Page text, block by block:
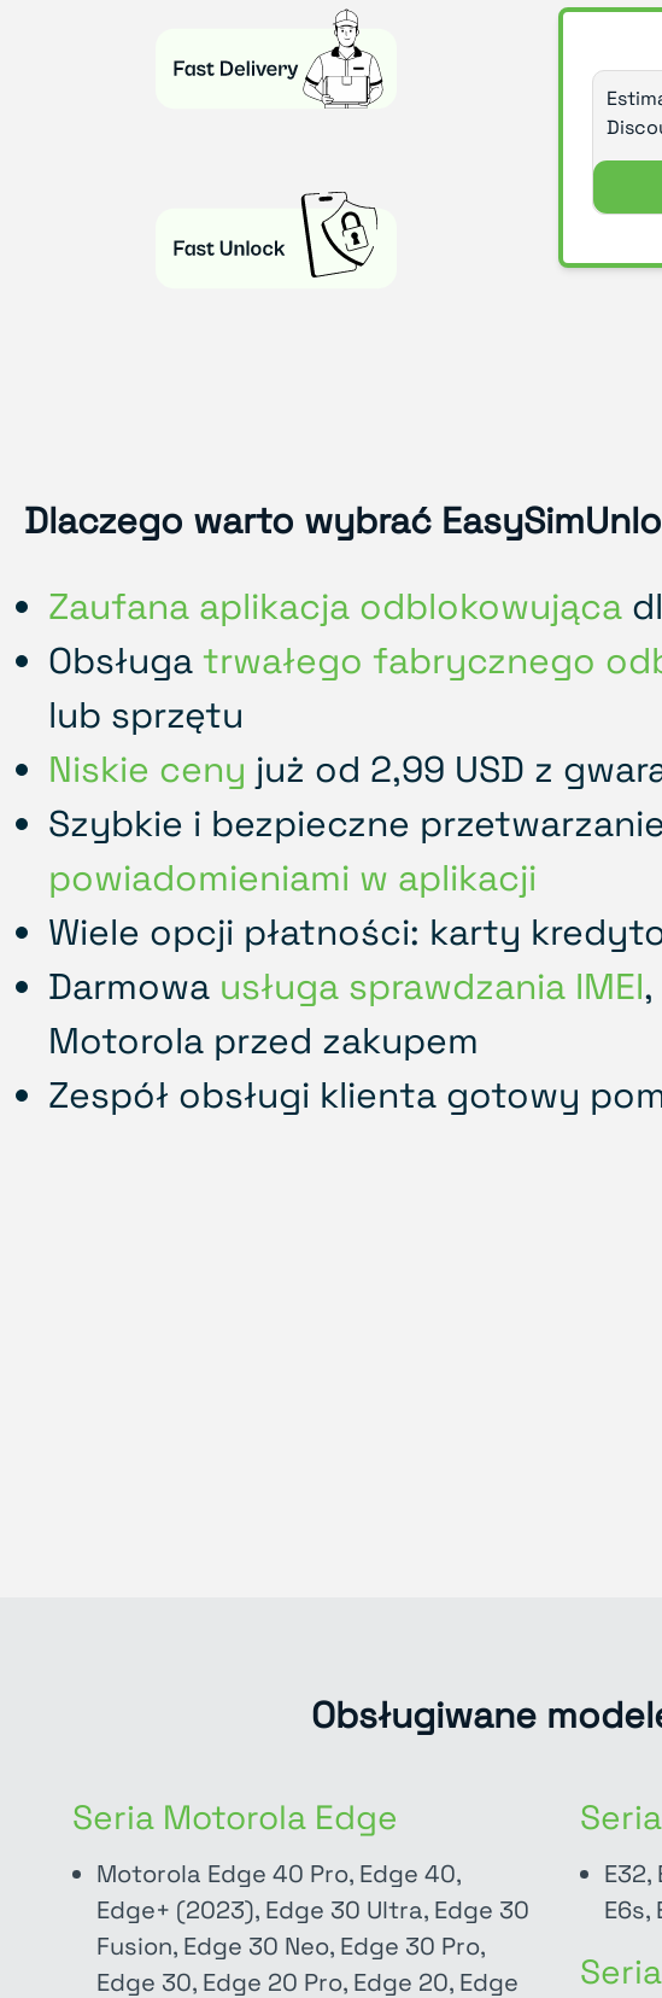
Dlaczego warto wybrać
Zaufana aplikacja odblokowująca
Obsługa trwałego fabrycznego
lub sprzętu
Niskie ceny już od 2,99 USD z
Szybkie i bezpieczne
powiadomieniami w aplikacji
Wiele opcji płatności: karty
Darmowa usługa sprawdzania IMEI
Motorola przed zakupem
Zespół obsługi klienta gotowy
Obsługiwane
Seria Motorola Edge
Motorola Edge 40 Pro, Edge 40,
Edge+ (2023), Edge 30 Ultra, Edge 30
Fusion, Edge 30 Neo, Edge 30 Pro,
Edge 30, Edge 20 Pro, Edge 20, Edge
E32,
E6s,